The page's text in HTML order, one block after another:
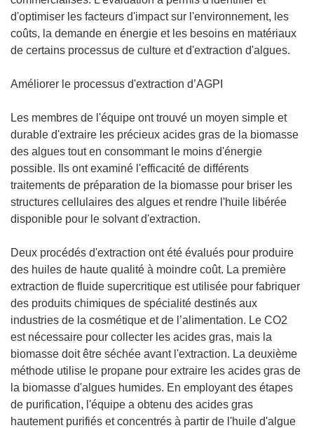
d'optimiser les facteurs d'impact sur l'environnement, les
coûts, la demande en énergie et les besoins en matériaux
de certains processus de culture et d'extraction d'algues.
Améliorer le processus d'extraction d’AGPI
Les membres de l'équipe ont trouvé un moyen simple et
durable d'extraire les précieux acides gras de la biomasse
des algues tout en consommant le moins d'énergie
possible. Ils ont examiné l'efficacité de différents
traitements de préparation de la biomasse pour briser les
structures cellulaires des algues et rendre l'huile libérée
disponible pour le solvant d'extraction.
Deux procédés d'extraction ont été évalués pour produire
des huiles de haute qualité à moindre coût. La première
extraction de fluide supercritique est utilisée pour fabriquer
des produits chimiques de spécialité destinés aux
industries de la cosmétique et de l’alimentation. Le CO2
est nécessaire pour collecter les acides gras, mais la
biomasse doit être séchée avant l'extraction. La deuxième
méthode utilise le propane pour extraire les acides gras de
la biomasse d'algues humides. En employant des étapes
de purification, l'équipe a obtenu des acides gras
hautement purifiés et concentrés à partir de l'huile d'algue